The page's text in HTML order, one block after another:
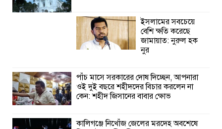
ইসলামের সবচেয়ে
বেশি ক্ষতি করেছে
জামায়াত: নুরুল হক
নুর
পাঁচ মাসে সরকারের দোষ দিচ্ছেন, আপনারা
ওই দুই বছরে শহীদদের বিচার করলেন না
কেন: শহীদ জিসানের বাবার ক্ষোভ
কালিগঞ্জে নিখোঁজ জেলের মরদেহ অবশেষে